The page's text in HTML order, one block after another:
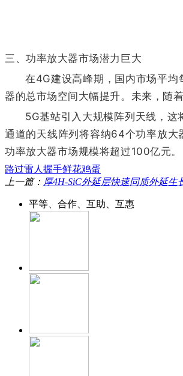
三、功率放大器市场潜力巨大
在4G建设高峰期，国内市场平
器的总市场空间大幅提升。未来，随
5G基站引入大规模阵列天线，
通道的天线阵列将容纳64个功率放
功率放大器市场规模将超过100亿元。
路过雷人 握手鲜花鸡蛋
上一篇： 厚4H-SiC外延层快速同质外延
平等、合作、互助、互惠